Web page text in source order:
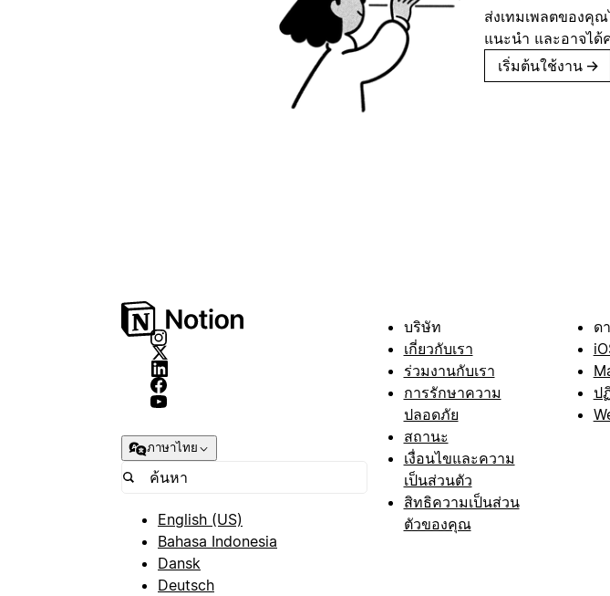
ส่งเทมเพลตของคุณ
แนะนำ และอาจไ
เริ่มต้นใช้งาน →
ภาษาไทย
English (US)
Bahasa Indonesia
Dansk
Deutsch
บริษัท
เกี่ยวกับเรา
ร่วมงานกับเรา
การรักษาความ
ปลอดภัย
สถานะ
เงื่อนไขและความ
เป็นส่วนตัว
สิทธิความเป็นส่วน
ตัวของคุณ
ด
ป